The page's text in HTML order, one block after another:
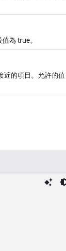
為 true。
近的項目。允許的值